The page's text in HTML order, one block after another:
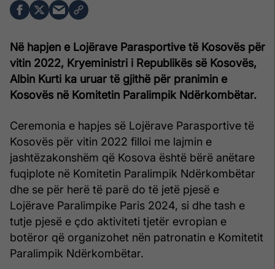
Në hapjen e Lojërave Parasportive të Kosovës për
vitin 2022, Kryeministri i Republikës së Kosovës,
Albin Kurti ka uruar të gjithë për pranimin e
Kosovës në Komitetin Paralimpik Ndërkombëtar.
Ceremonia e hapjes së Lojërave Parasportive të
Kosovës për vitin 2022 filloi me lajmin e
jashtëzakonshëm që Kosova është bërë anëtare
fuqiplote në Komitetin Paralimpik Ndërkombëtar
dhe se për herë të parë do të jetë pjesë e
Lojërave Paralimpike Paris 2024, si dhe tash e
tutje pjesë e çdo aktiviteti tjetër evropian e
botëror që organizohet nën patronatin e Komitetit
Paralimpik Ndërkombëtar.